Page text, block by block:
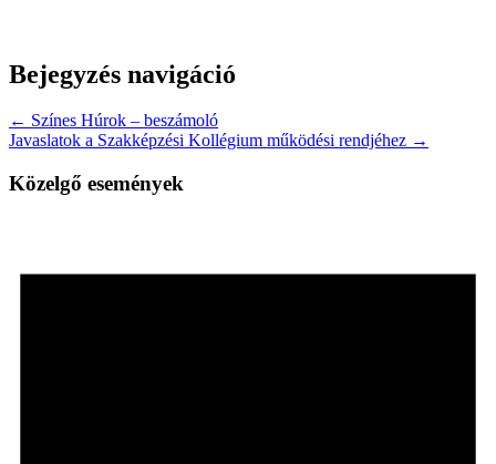
Bejegyzés navigáció
← Színes Húrok – beszámoló
Javaslatok a Szakképzési Kollégium működési rendjéhez →
Közelgő események